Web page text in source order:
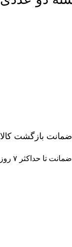
ضمانت بازگشت کالا
ضمانت تا حداکثر ۷ روز